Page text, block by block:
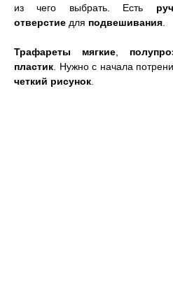
из чего выбрать. Есть
отверстие для подвешивания.
Трафареты мягкие,
пластик. Нужно с начала
четкий рисунок.